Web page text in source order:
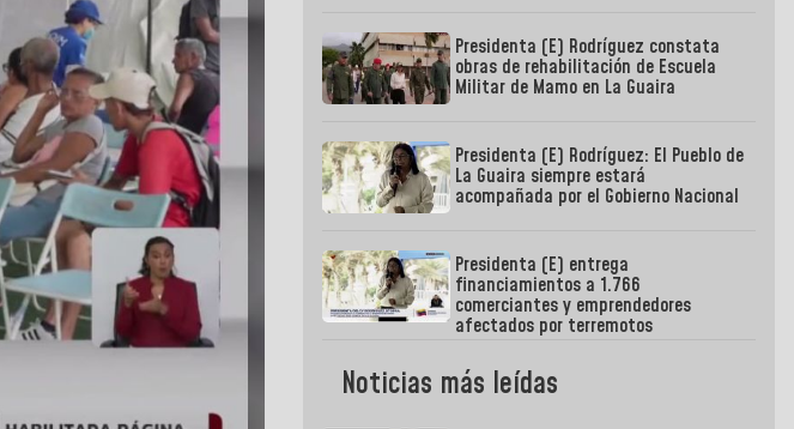
Presidenta (E) Rodríguez constata
obras de rehabilitación de Escuela
Militar de Mamo en La Guaira
Presidenta (E) Rodríguez: El Pueblo de
La Guaira siempre estará
acompañada por el Gobierno Nacional
Presidenta (E) entrega
financiamientos a 1.766
comerciantes y emprendedores
afectados por terremotos
Noticias más leídas